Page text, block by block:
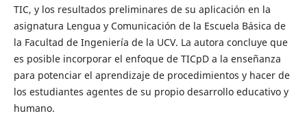
TIC, y los resultados preliminares de su aplicación en la
asignatura Lengua y Comunicación de la Escuela Básica de
la Facultad de Ingeniería de la UCV. La autora concluye que
es posible incorporar el enfoque de TICpD a la enseñanza
para potenciar el aprendizaje de procedimientos y hacer de
los estudiantes agentes de su propio desarrollo educativo y
humano.